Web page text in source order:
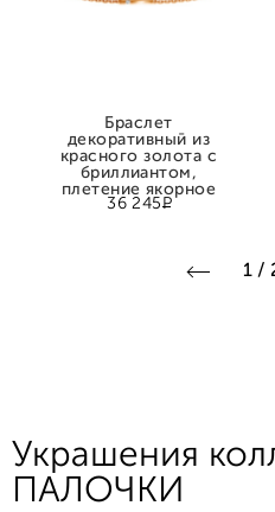
36 245Р
Браслет
декоративный из
красного золота с
бриллиантом,
плетение якорное
1 /
Украшения
ПАЛОЧКИ